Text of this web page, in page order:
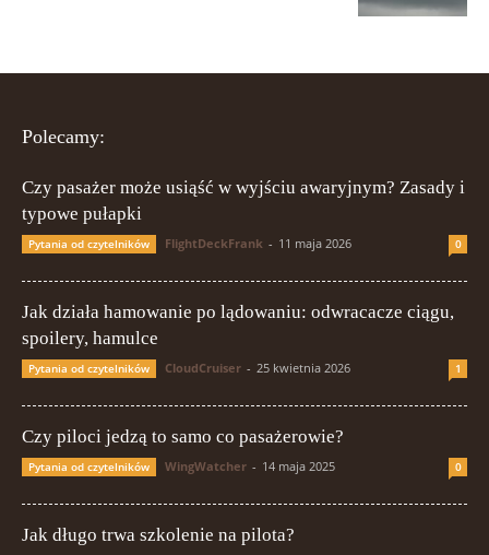
Polecamy:
Czy pasażer może usiąść w wyjściu awaryjnym? Zasady i
typowe pułapki
Pytania od czytelników FlightDeckFrank - 11 maja 2026 0
Jak działa hamowanie po lądowaniu: odwracacze ciągu,
spoilery, hamulce
Pytania od czytelników CloudCruiser - 25 kwietnia 2026 1
Czy piloci jedzą to samo co pasażerowie?
Pytania od czytelników WingWatcher - 14 maja 2025 0
Jak długo trwa szkolenie na pilota?